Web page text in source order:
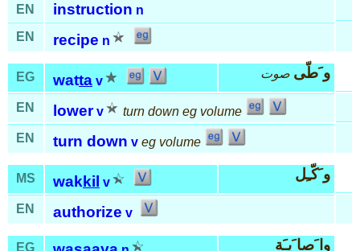
EN instruction n
EN
recipe n
EG watta v و َطّى صوت
EN lower v
turn down eg volume
EN
turn down v eg volume
MS wakkil v و َكّـِل
EN authorize v
EG وا َصا َيـَة